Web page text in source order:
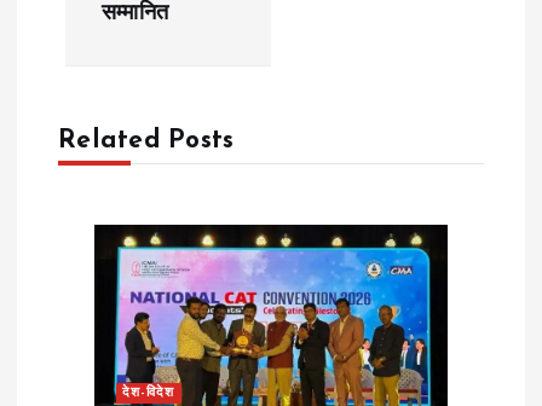
a
सम्मानित
Related Posts
देश-विदेश